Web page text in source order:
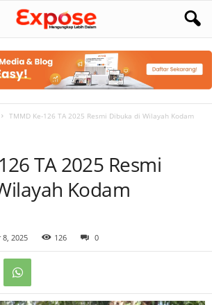
TMMD Ke-126 TA 2025 Resmi Dibuka di Wilayah Kodam
TA 2025 Resmi
Kodam
2025 126 0